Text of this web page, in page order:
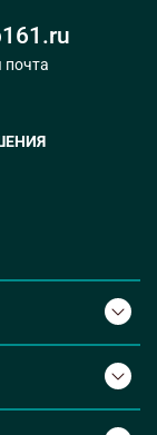
почта